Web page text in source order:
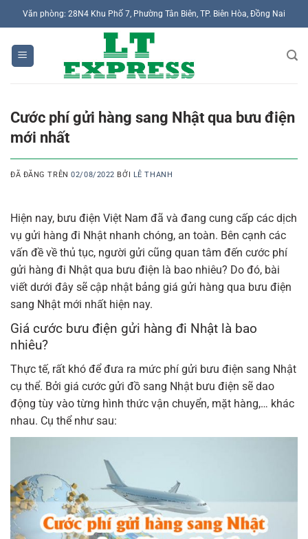
Chuyển
đến
nội
dung
Văn phòng: 28N4 Khu Phố 7, Phường Tân Biên, TP. Biên Hòa, Đồng Nai
Cước phí gửi hàng sang Nhật qua bưu điện
mới nhất
ĐÃ ĐĂNG TRÊN02/08/2022 BỞI LÊ THANH
Hiện nay, bưu điện Việt Nam đã và đang cung cấp các dịch
vụ gửi hàng đi Nhật nhanh chóng, an toàn. Bên cạnh các
vấn đề về thủ tục, người gửi cũng quan tâm đến cước phí
gửi hàng đi Nhật qua bưu điện là bao nhiêu? Do đó, bài
viết dưới đây sẽ cập nhật bảng giá gửi hàng qua bưu điện
sang Nhật mới nhất hiện nay.
Giá cước bưu điện gửi hàng đi Nhật là bao
nhiêu?
Thực tế, rất khó để đưa ra mức phí gửi bưu điện sang Nhật
cụ thể. Bởi giá cước gửi đồ sang Nhật bưu điện sẽ dao
động tùy vào từng hình thức vận chuyển, mặt hàng,… khác
nhau. Cụ thể như sau: